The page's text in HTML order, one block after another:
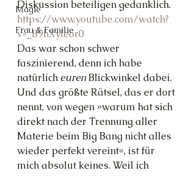
Magie
Frau & Familie
Diskussion beteiligen gedanklich.
https://www.youtube.com/watch?
v=_B9hXyleor0
Das war schon schwer
faszinierend, denn ich habe
natürlich euren Blickwinkel dabei.
Und das größte Rätsel, das er dort
nennt, von wegen »warum hat sich
direkt nach der Trennung aller
Materie beim Big Bang nicht alles
wieder perfekt vereint«, ist für
mich absolut keines. Weil ich